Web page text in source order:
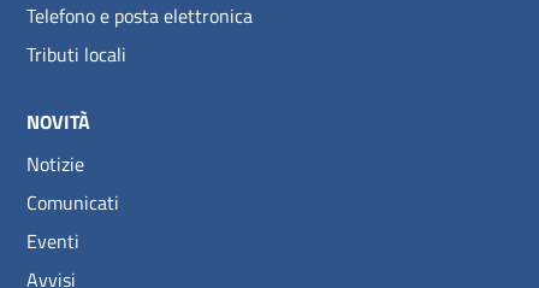
Telefono e posta elettronica
Tributi locali
NOVITÀ
Notizie
Comunicati
Eventi
Avvisi